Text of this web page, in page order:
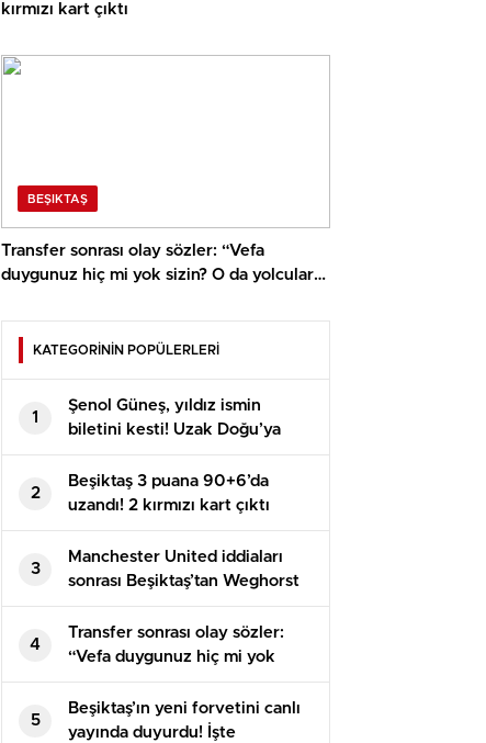
kırmızı kart çıktı
BEŞIKTAŞ
Transfer sonrası olay sözler: “Vefa
duygunuz hiç mi yok sizin? O da yolcular
KATEGORİNİN POPÜLERLERİ
1
Şenol Güneş, yıldız ismin
biletini kesti! Uzak Doğu’ya
transfer oluyor
2
Beşiktaş 3 puana 90+6’da
uzandı! 2 kırmızı kart çıktı
3
Manchester United iddiaları
sonrası Beşiktaş’tan Weghorst
ve tazminat açıklaması!
4
Transfer sonrası olay sözler:
“Vefa duygunuz hiç mi yok
sizin? O da yolcular arasında”
5
Beşiktaş’ın yeni forvetini canlı
yayında duyurdu! İşte